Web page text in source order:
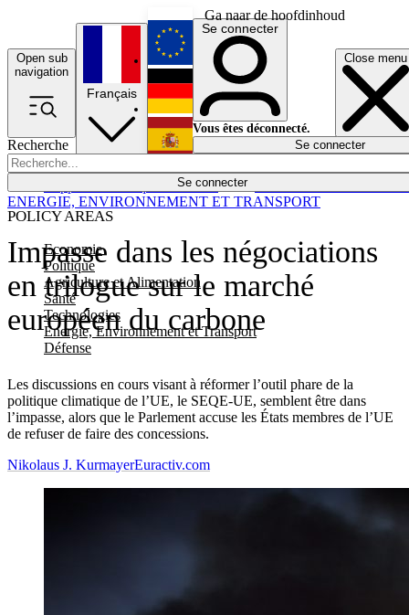
Ga naar de hoofdinhoud
Open sub
navigation
Close menu
Recherche
Se connecter
POLICY AREAS
Economie
Politique
Agriculture et Alimentation
Santé
Technologies
Energie, Environnement et Transport
Défense
Économie
Français
English
Deutsch
Español
Se connecter
Vous êtes déconnecté.
Se connecter
Impasse dans les négociations
en trilogue sur le marché
européen du carbone
Les discussions en cours visant à réformer l’outil phare de la
politique climatique de l’UE, le SEQE-UE, semblent être dans
l’impasse, alors que le Parlement accuse les États membres de l’UE
de refuser de faire des concessions.
ENERGIE, ENVIRONNEMENT ET TRANSPORT
Nikolaus J. KurmayerEuractiv.com